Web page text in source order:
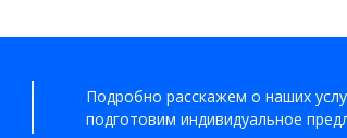
Подробно расскажем о наших
подготовим индивидуальное